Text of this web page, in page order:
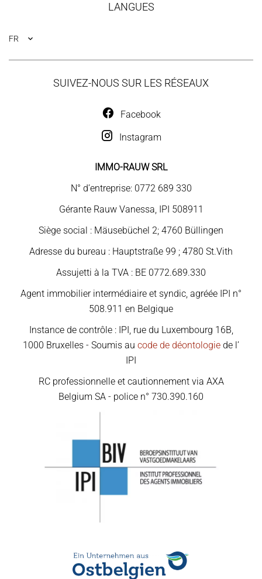
LANGUES
FR
SUIVEZ-NOUS SUR LES RÉSEAUX
Facebook
Instagram
IMMO-RAUW SRL
N° d’entreprise: 0772 689 330
Gérante Rauw Vanessa, IPI 508911
Siège social : Mäusebüchel 2; 4760 Büllingen
Adresse du bureau : Hauptstraße 99 ; 4780 St.Vith
Assujetti à la TVA : BE 0772.689.330
Agent immobilier intermédiaire et syndic, agréée IPI n°
508.911 en Belgique
Instance de contrôle : IPI, rue du Luxembourg 16B,
1000 Bruxelles - Soumis au code de déontologie de l’
IPI
RC professionnelle et cautionnement via AXA
Belgium SA - police n° 730.390.160